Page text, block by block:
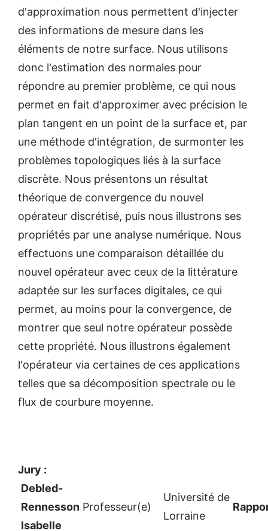
d'approximation nous permettent d'injecter
des informations de mesure dans les
éléments de notre surface. Nous utilisons
donc l'estimation des normales pour
répondre au premier problème, ce qui nous
permet en fait d'approximer avec précision le
plan tangent en un point de la surface et, par
une méthode d'intégration, de surmonter les
problèmes topologiques liés à la surface
discrète. Nous présentons un résultat
théorique de convergence du nouvel
opérateur discrétisé, puis nous illustrons ses
propriétés par une analyse numérique. Nous
effectuons une comparaison détaillée du
nouvel opérateur avec ceux de la littérature
adaptée sur les surfaces digitales, ce qui
permet, au moins pour la convergence, de
montrer que seul notre opérateur possède
cette propriété. Nous illustrons également
l'opérateur via certaines de ces applications
telles que sa décomposition spectrale ou le
flux de courbure moyenne.
Jury :
Debled-
Rennesson
Isabelle
Professeur(e)
Université de
Lorraine